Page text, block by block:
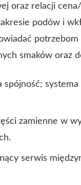
oraz relacji
podów i
smaków oraz
spójność; systema
zamienne w
serwis